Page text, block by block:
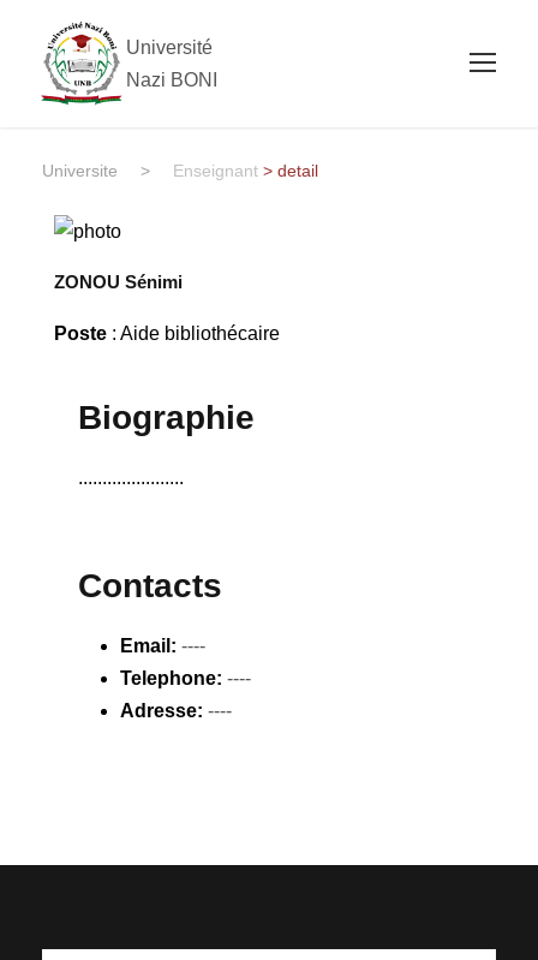
Université
Nazi BONI
Universite > Enseignant > detail
ZONOU Sénimi
Poste: Aide bibliothécaire
Biographie
......................
Contacts
Email: ----
Telephone: ----
Adresse: ----